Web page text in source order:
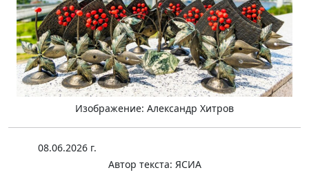
Изображение: Александр Хитров
08.06.2026 г.
Автор текста: ЯСИА